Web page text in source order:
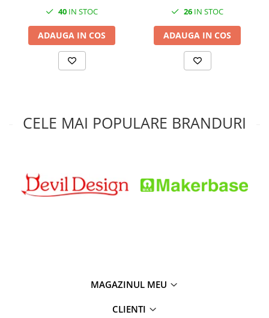
40 IN STOC
ADAUGA IN COS
26 IN STOC
ADAUGA IN COS
CELE MAI POPULARE BRANDURI
MAGAZINUL MEU
CLIENTI